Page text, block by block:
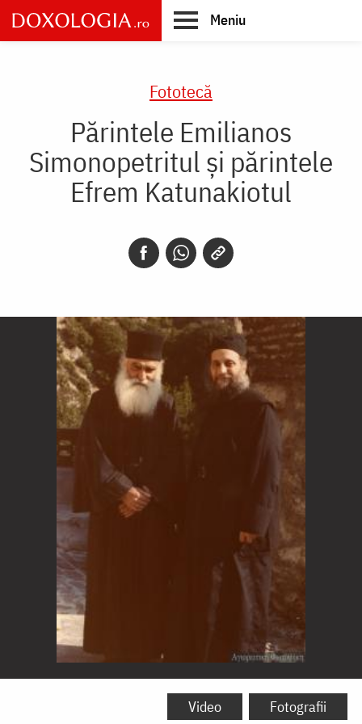
Skip
to
main
Meniu
Fototecă
Părintele Emilianos
Simonopetritul şi părintele
Efrem Katunakiotul
Arhimandritul
Video Fotografii